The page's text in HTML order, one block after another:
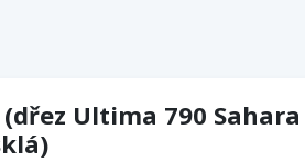
(dřez Ultima 790 Sahara